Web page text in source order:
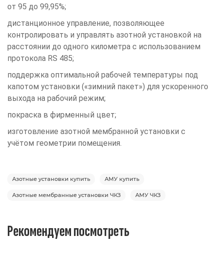
от 95 до 99,95%;
дистанционное управление, позволяющее
контролировать и управлять азотной установкой на
расстоянии до одного километра с использованием
протокола RS 485;
поддержка оптимальной рабочей температуры под
капотом установки («зимний пакет») для ускоренного
выхода на рабочий режим;
покраска в фирменный цвет;
изготовление азотной мембранной установки с
учётом геометрии помещения.
Азотные установки купить АМУ купить
Азотные мембранные установки ЧКЗ АМУ ЧКЗ
Рекомендуем посмотреть